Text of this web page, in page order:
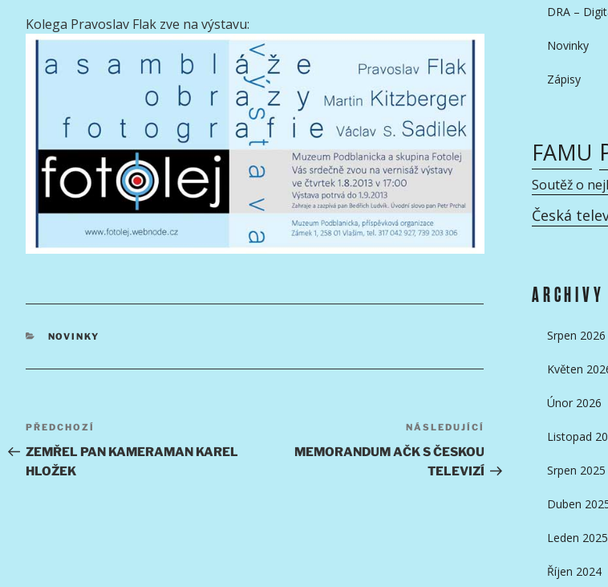
Kolega Pravoslav Flak zve na výstavu:
RUBRIKY
NOVINKY
Navigace
pro
příspěvek
Předchozí
příspěvek
PŘEDCHOZÍ
ZEMŘEL PAN KAMERAMAN KAREL
HLOŽEK
Následující
příspěvek
NÁSLEDUJÍCÍ
MEMORANDUM AČK S ČESKOU
TELEVIZÍ
DRA –
Novinky
Zápisy
FAMU
Soutěž o
Česká
ARCHIVY
Srpen 2026
Květen
Únor 2026
Listopad
Srpen 2025
Duben
Leden 2025
Říjen 2024